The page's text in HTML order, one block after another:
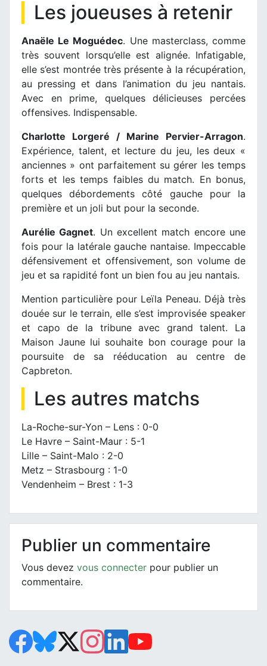
Les joueuses à retenir
Anaële Le Moguédec. Une masterclass, comme
très souvent lorsqu’elle est alignée. Infatigable,
elle s’est montrée très présente à la récupération,
au pressing et dans l’animation du jeu nantais.
Avec en prime, quelques délicieuses percées
offensives. Indispensable.
Charlotte Lorgeré / Marine Pervier-Arragon.
Expérience, talent, et lecture du jeu, les deux «
anciennes » ont parfaitement su gérer les temps
forts et les temps faibles du match. En bonus,
quelques débordements côté gauche pour la
première et un joli but pour la seconde.
Aurélie Gagnet. Un excellent match encore une
fois pour la latérale gauche nantaise. Impeccable
défensivement et offensivement, son volume de
jeu et sa rapidité font un bien fou au jeu nantais.
Mention particulière pour Leïla Peneau. Déjà très
douée sur le terrain, elle s’est improvisée speaker
et capo de la tribune avec grand talent. La
Maison Jaune lui souhaite bon courage pour la
poursuite de sa rééducation au centre de
Capbreton.
Les autres matchs
La-Roche-sur-Yon – Lens : 0-0
Le Havre – Saint-Maur : 5-1
Lille – Saint-Malo : 2-0
Metz – Strasbourg : 1-0
Vendenheim – Brest : 1-3
Publier un commentaire
Vous devez vous connecter pour publier un
commentaire.